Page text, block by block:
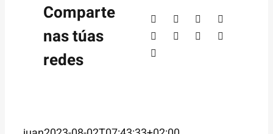
Comparte
nas túas
redes